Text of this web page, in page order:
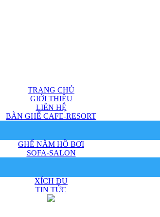
TRANG CHỦ
GIỚI THIỆU
LIÊN HỆ
BÀN GHẾ CAFE-RESORT
GHẾ NẰM HỒ BƠI
SOFA-SALON
XÍCH ĐU
TIN TỨC